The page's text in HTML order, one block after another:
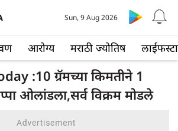
आरोग्य मराठी ज्योतिष
Sun, 9 Aug 2026
:10 ग्रॅमच्या किमतीने 1
ओलांडला,सर्व विक्रम मोडले